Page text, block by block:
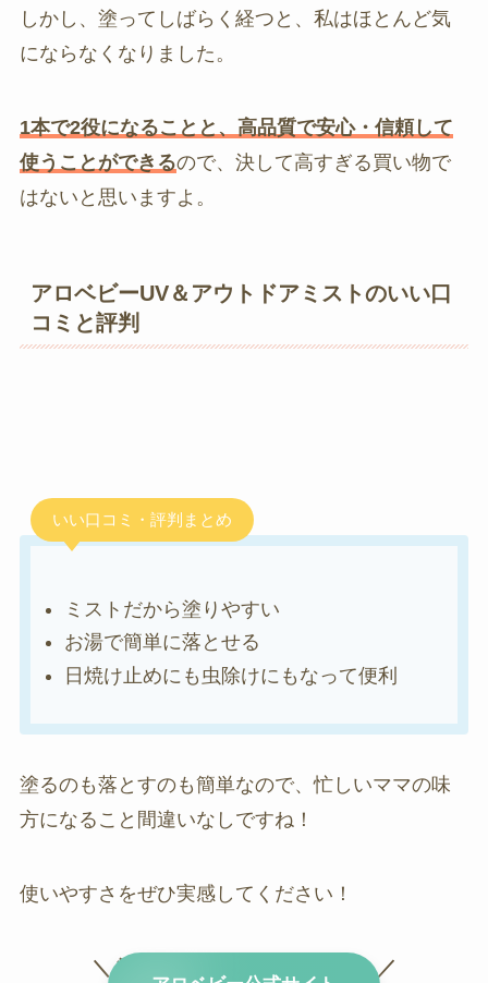
しかし、塗ってしばらく経つと、私はほとんど気
にならなくなりました。
1本で2役になることと、高品質で安心・信頼して
使うことができるので、決して高すぎる買い物で
はないと思いますよ。
アロベビーUV＆アウトドアミストのいい口
コミと評判
いい口コミ・評判まとめ
ミストだから塗りやすい
お湯で簡単に落とせる
日焼け止めにも虫除けにもなって便利
塗るのも落とすのも簡単なので、忙しいママの味
方になること間違いなしですね！
使いやすさをぜひ実感してください！
＼ 塗りやすくて落としやすい！ ／